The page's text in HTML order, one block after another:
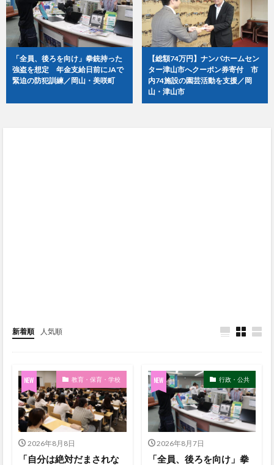
「全員、後ろを向け」拳銃持った
強盗を想定 年金支給日前にJAで
緊迫の防犯訓練／岡山・美咲町
【総額74万円】ナンバホームセン
ター津山市へクーポン券寄付 市
内74施設の園芸活動を支援／岡
山・津山市
新着順 人気順
教育・保育・学校
2026年8月8日
「自分は絶対だまされな
行政・公共
2026年8月7日
「全員、後ろを向け」拳